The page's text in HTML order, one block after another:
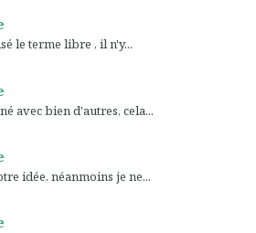
le terme libre , il n'y...
avec bien d'autres, cela...
idée, néanmoins je ne...